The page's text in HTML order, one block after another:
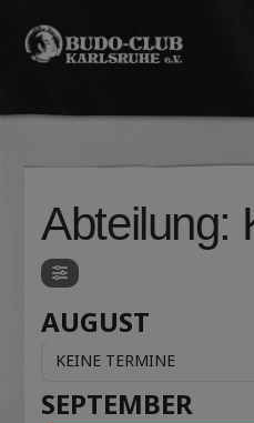
Budo-
Club
e.V.
Abteilung:
AUGUST
KEINE TERMINE
SEPTEMBER